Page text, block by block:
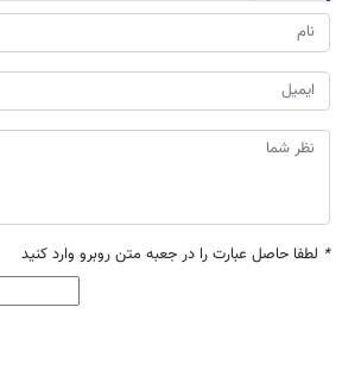
* لطفا حاصل عبارت را در جعبه متن روبرو وارد کنید